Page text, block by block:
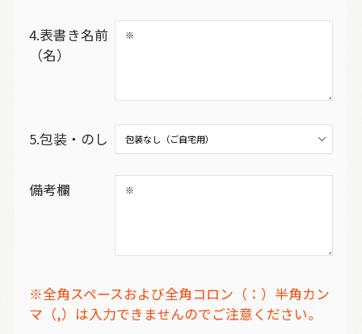
4.表書き名前
（名）
5.包装・のし
備考欄
※全角スペースおよび全角コロン（：）半角カン
マ（,）は入力できませんのでご注意ください。